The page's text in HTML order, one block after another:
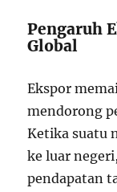
Pengaruh
Global
Ekspor
mendorong
Ketika suatu
ke luar
pendapatan